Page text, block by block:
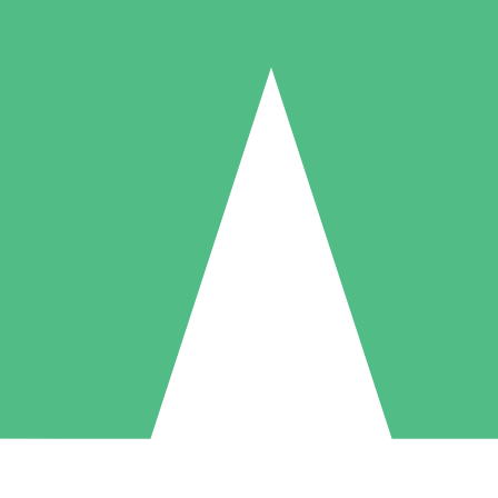
Packs de Crédits Individuels
à l'utilisation avec des crédits de téléchargement. Sans engagement
5 Téléchargements
US$